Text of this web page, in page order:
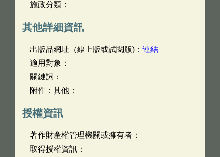
施政分類：
其他詳細資訊
出版品網址（線上版或試閱版)： 連結
適用對象：
關鍵詞：
附件：其他：
授權資訊
著作財產權管理機關或擁有者：
取得授權資訊：